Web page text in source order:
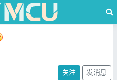
关注 发消息